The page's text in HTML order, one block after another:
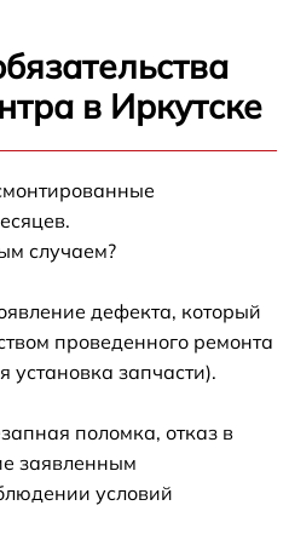
в Иркутске
случаем?
дефекта, который
проведенного ремонта
запчасти).
поломка, отказ в
заявленным
условий